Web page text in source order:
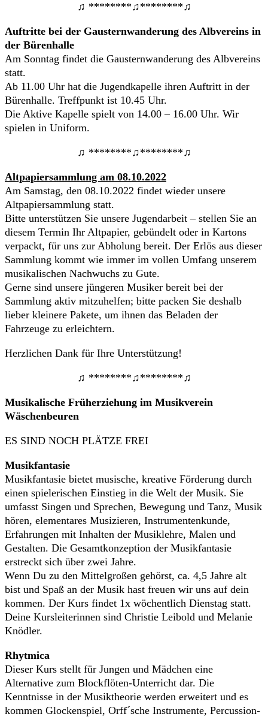
♫ ********♫********♫
Auftritte bei der Gausternwanderung des Albvereins in
der Bürenhalle
Am Sonntag findet die Gausternwanderung des Albvereins
statt.
Ab 11.00 Uhr hat die Jugendkapelle ihren Auftritt in der
Bürenhalle. Treffpunkt ist 10.45 Uhr.
Die Aktive Kapelle spielt von 14.00 – 16.00 Uhr. Wir
spielen in Uniform.
♫ ********♫********♫
Altpapiersammlung am 08.10.2022
Am Samstag, den 08.10.2022 findet wieder unsere
Altpapiersammlung statt.
Bitte unterstützen Sie unsere Jugendarbeit – stellen Sie an
diesem Termin Ihr Altpapier, gebündelt oder in Kartons
verpackt, für uns zur Abholung bereit. Der Erlös aus dieser
Sammlung kommt wie immer im vollen Umfang unserem
musikalischen Nachwuchs zu Gute.
Gerne sind unsere jüngeren Musiker bereit bei der
Sammlung aktiv mitzuhelfen; bitte packen Sie deshalb
lieber kleinere Pakete, um ihnen das Beladen der
Fahrzeuge zu erleichtern.
Herzlichen Dank für Ihre Unterstützung!
♫ ********♫********♫
Musikalische Früherziehung im Musikverein
Wäschenbeuren
ES SIND NOCH PLÄTZE FREI
Musikfantasie
Musikfantasie bietet musische, kreative Förderung durch
einen spielerischen Einstieg in die Welt der Musik. Sie
umfasst Singen und Sprechen, Bewegung und Tanz, Musik
hören, elementares Musizieren, Instrumentenkunde,
Erfahrungen mit Inhalten der Musiklehre, Malen und
Gestalten. Die Gesamtkonzeption der Musikfantasie
erstreckt sich über zwei Jahre.
Wenn Du zu den Mittelgroßen gehörst, ca. 4,5 Jahre alt
bist und Spaß an der Musik hast freuen wir uns auf dein
kommen. Der Kurs findet 1x wöchentlich Dienstag statt.
Deine Kursleiterinnen sind Christie Leibold und Melanie
Knödler.
Rhytmica
Dieser Kurs stellt für Jungen und Mädchen eine
Alternative zum Blockflöten-Unterricht dar. Die
Kenntnisse in der Musiktheorie werden erweitert und es
kommen Glockenspiel, Orff´sche Instrumente, Percussion-